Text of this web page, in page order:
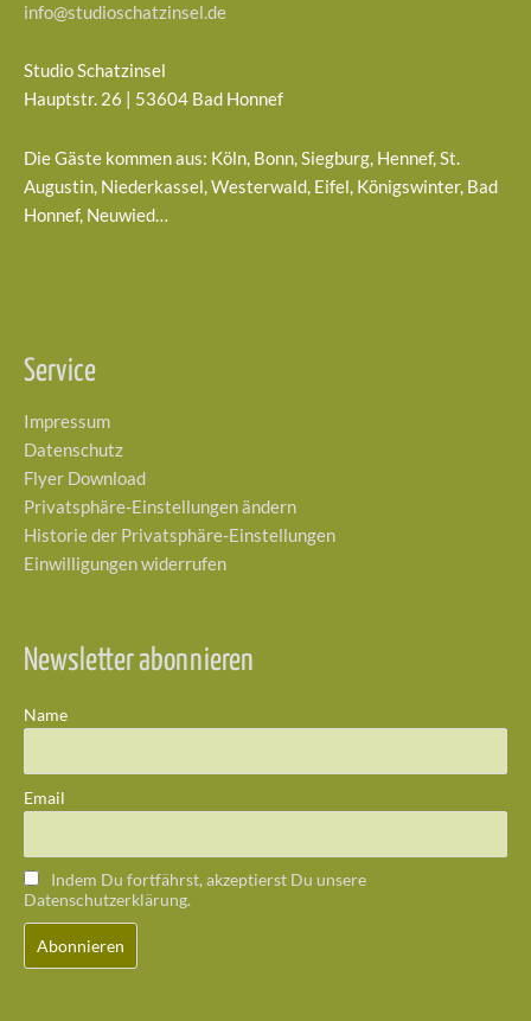
info@studioschatzinsel.de
Studio Schatzinsel
Hauptstr. 26 | 53604 Bad Honnef
Die Gäste kommen aus: Köln, Bonn, Siegburg, Hennef, St.
Augustin, Niederkassel, Westerwald, Eifel, Königswinter, Bad
Honnef, Neuwied…
Service
Impressum
Datenschutz
Flyer Download
Privatsphäre-Einstellungen ändern
Historie der Privatsphäre-Einstellungen
Einwilligungen widerrufen
Newsletter abonnieren
Name
Email
Indem Du fortfährst, akzeptierst Du unsere
Datenschutzerklärung.